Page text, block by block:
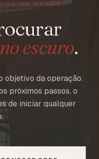
PASSO
no escuro.
objetivo da operação.
próximos passos, o
de iniciar qualquer